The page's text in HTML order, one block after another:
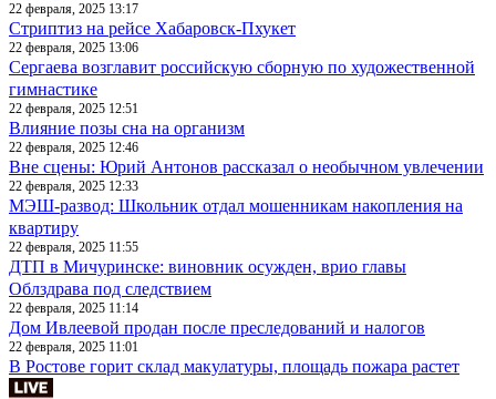
22 февраля, 2025 13:17
Стриптиз на рейсе Хабаровск-Пхукет
22 февраля, 2025 13:06
Сергаева возглавит российскую сборную по художественной
гимнастике
22 февраля, 2025 12:51
Влияние позы сна на организм
22 февраля, 2025 12:46
Вне сцены: Юрий Антонов рассказал о необычном увлечении
22 февраля, 2025 12:33
МЭШ-развод: Школьник отдал мошенникам накопления на
квартиру
22 февраля, 2025 11:55
ДТП в Мичуринске: виновник осужден, врио главы
Облздрава под следствием
22 февраля, 2025 11:14
Дом Ивлеевой продан после преследований и налогов
22 февраля, 2025 11:01
В Ростове горит склад макулатуры, площадь пожара растет